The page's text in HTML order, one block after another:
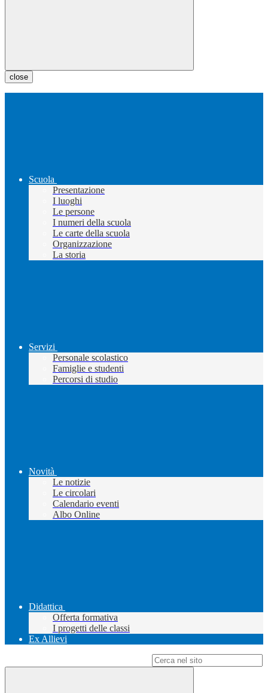
close
Scuola
Presentazione
I luoghi
Le persone
I numeri della scuola
Le carte della scuola
Organizzazione
La storia
Servizi
Personale scolastico
Famiglie e studenti
Percorsi di studio
Novità
Le notizie
Le circolari
Calendario eventi
Albo Online
Didattica
Offerta formativa
I progetti delle classi
Ex Allievi